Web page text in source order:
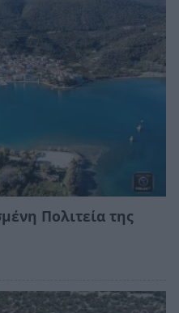
Πολιτεία της